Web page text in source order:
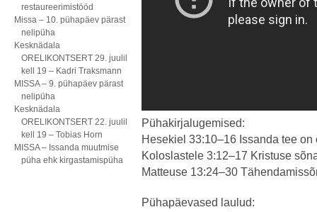
restaureerimistööd
Missa – 10. pühapäev pärast
nelipüha
Kesknädala
ORELIKONTSERT 29. juulil
kell 19 – Kadri Traksmann
MISSA – 9. pühapäev pärast
nelipüha
Kesknädala
ORELIKONTSERT 22. juulil
kell 19 – Tobias Horn
MISSA – Issanda muutmise
püha ehk kirgastamispüha
Pühakirjalugemised:
Hesekiel 33:10–16 Issanda tee on
Koloslastele 3:12–17 Kristuse
Matteuse 13:24–30
Pühapäevased laulud: